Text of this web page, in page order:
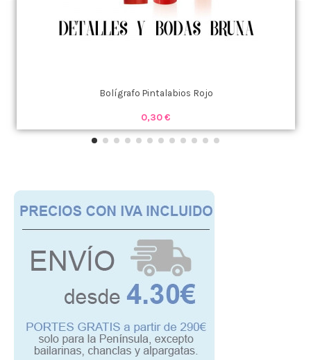
Bolígrafo Pintalabios Rojo
0,30 €